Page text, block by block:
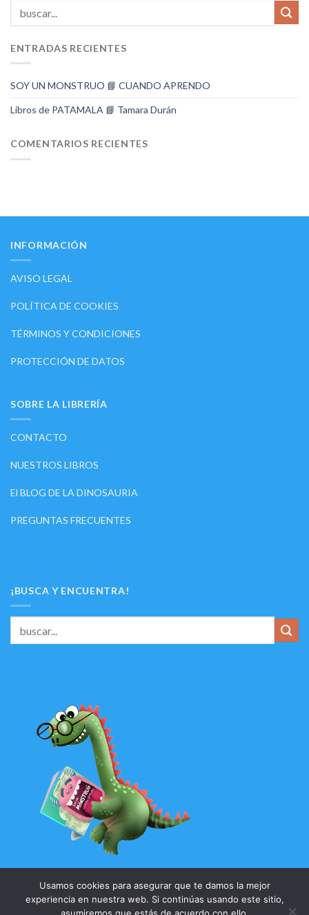
ENTRADAS RECIENTES
SOY UN MONSTRUO 📘 CUANDO APRENDO
Libros de PATAMALA 📘 Tamara Durán
COMENTARIOS RECIENTES
INFORMACIÓN
AVISO LEGAL
POLÍTICA DE COOKIES
TÉRMINOS Y CONDICIONES
PROTECCIÓN DE DATOS
SOBRE LA LIBRERÍA
CONTACTO
NUESTROS LIBROS
El BLOG DE LA DINOSAURIA
PREGUNTAS FRECUENTES
¡BUSCA Y ENCUENTRA!
Usamos cookies para asegurar que te damos la mejor
experiencia en nuestra web. Si continúas usando este sitio,